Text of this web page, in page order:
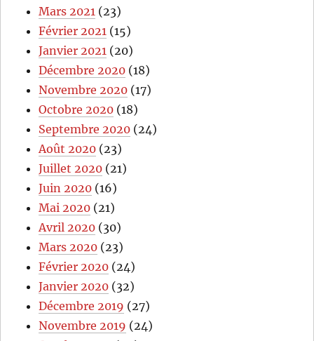
Mars 2021 (23)
Février 2021 (15)
Janvier 2021 (20)
Décembre 2020 (18)
Novembre 2020 (17)
Octobre 2020 (18)
Septembre 2020 (24)
Août 2020 (23)
Juillet 2020 (21)
Juin 2020 (16)
Mai 2020 (21)
Avril 2020 (30)
Mars 2020 (23)
Février 2020 (24)
Janvier 2020 (32)
Décembre 2019 (27)
Novembre 2019 (24)